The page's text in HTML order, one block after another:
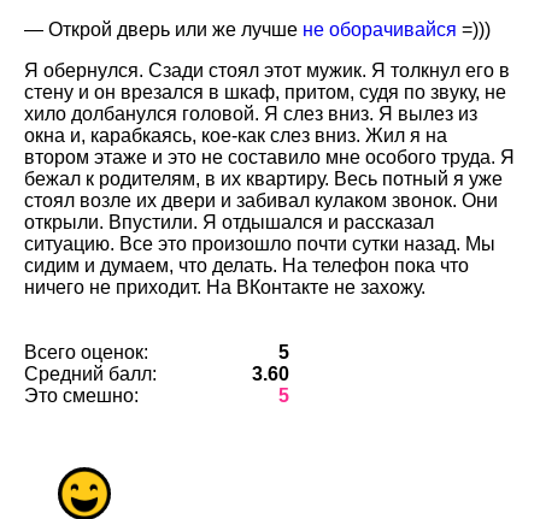
— Открой дверь или же лучше не оборачивайся =)))
Я обернулся. Сзади стоял этот мужик. Я толкнул его в
стену и он врезался в шкаф, притом, судя по звуку, не
хило долбанулся головой. Я слез вниз. Я вылез из
окна и, карабкаясь, кое-как слез вниз. Жил я на
втором этаже и это не составило мне особого труда. Я
бежал к родителям, в их квартиру. Весь потный я уже
стоял возле их двери и забивал кулаком звонок. Они
открыли. Впустили. Я отдышался и рассказал
ситуацию. Все это произошло почти сутки назад. Мы
сидим и думаем, что делать. На телефон пока что
ничего не приходит. На ВКонтакте не захожу.
Всего оценок:
5
Средний балл:
3.60
Это смешно:
5